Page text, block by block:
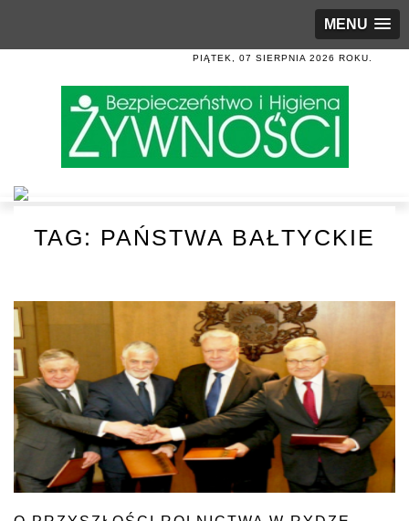
MENU
PIĄTEK, 07 SIERPNIA 2026 ROKU.
TAG: PAŃSTWA BAŁTYCKIE